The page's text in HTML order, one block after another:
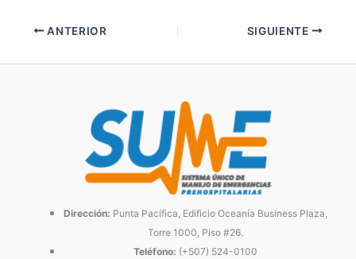
ANTERIOR SIGUIENTE
Dirección: Punta Pacífica, Edificio Oceanía Business Plaza,
Torre 1000, Piso #26.
Teléfono: (+507) 524-0100